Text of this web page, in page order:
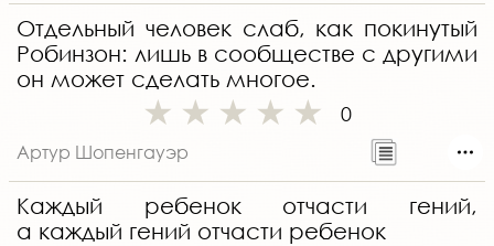
Отдельный человек слаб, как покинутый
Робинзон: лишь в сообществе с другими
он может сделать многое.
0
Артур Шопенгауэр
Каждый ребенок отчасти гений,
а каждый гений отчасти ребенок